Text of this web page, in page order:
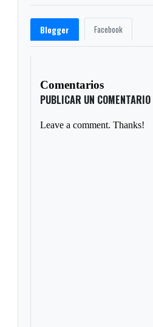
Blogger Facebook
Comentarios
PUBLICAR UN COMENTARIO
Leave a comment. Thanks!